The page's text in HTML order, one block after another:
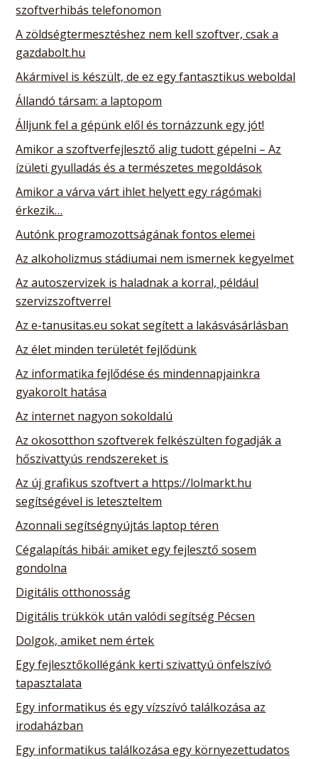
szoftverhibás telefonomon
A zöldségtermesztéshez nem kell szoftver, csak a
gazdabolt.hu
Akármivel is készült, de ez egy fantasztikus weboldal
Állandó társam: a laptopom
Álljunk fel a gépünk elől és tornázzunk egy jót!
Amikor a szoftverfejlesztő alig tudott gépelni – Az
ízületi gyulladás és a természetes megoldások
Amikor a várva várt ihlet helyett egy rágómaki
érkezik…
Autónk programozottságának fontos elemei
Az alkoholizmus stádiumai nem ismernek kegyelmet
Az autoszervizek is haladnak a korral, például
szervizszoftverrel
Az e-tanusitas.eu sokat segített a lakásvásárlásban
Az élet minden területét fejlődünk
Az informatika fejlődése és mindennapjainkra
gyakorolt hatása
Az internet nagyon sokoldalú
Az okosotthon szoftverek felkészülten fogadják a
hőszivattyús rendszereket is
Az új grafikus szoftvert a https://lolmarkt.hu
segítségével is leteszteltem
Azonnali segítségnyújtás laptop téren
Cégalapítás hibái: amiket egy fejlesztő sosem
gondolna
Digitális otthonosság
Digitális trükkök után valódi segítség Pécsen
Dolgok, amiket nem értek
Egy fejlesztőkollégánk kerti szivattyú önfelszívó
tapasztalata
Egy informatikus és egy vízszívó találkozása az
irodaházban
Egy informatikus találkozása egy környezettudatos